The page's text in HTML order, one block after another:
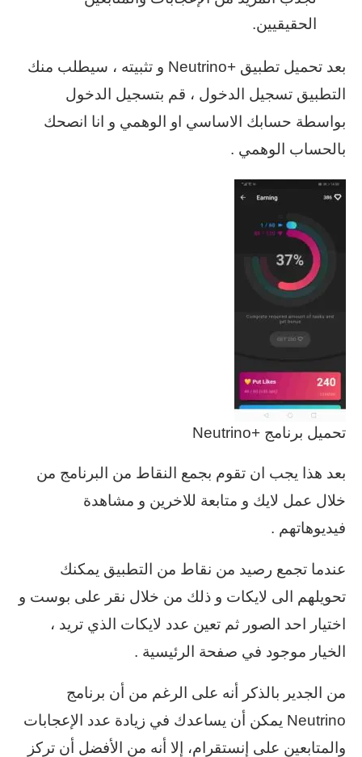
الحقيقيين.
بعد تحميل تطبيق +Neutrino و تثبيته ، سيطلب منك
التطبيق تسجيل الدخول ، قم بتسجيل الدخول
بواسطة حسابك الاساسي او الوهمي و انا انصحك
بالحساب الوهمي .
تحميل برنامج +Neutrino
بعد هذا يجب ان تقوم بجمع النقاط من البرنامج من
خلال عمل لايك و متابعة للاخرين و مشاهدة
فيديوهاتهم .
عندما تجمع رصيد من نقاط من التطبيق يمكنك
تحويلهم الى لايكات و ذلك من خلال نقر على بوست و
اختيار احد الصور ثم تعين عدد لايكات الذي تريد ،
الخيار موجود في صفحة الرئيسية .
من الجدير بالذكر أنه على الرغم من أن برنامج
Neutrino يمكن أن يساعدك في زيادة عدد الإعجابات
والمتابعين على إنستقرام، إلا أنه من الأفضل أن تركز